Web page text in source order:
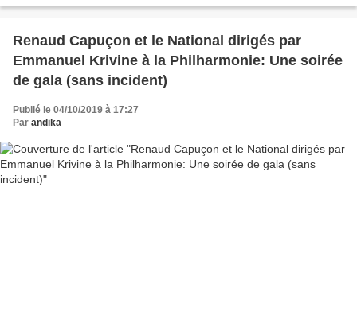
Renaud Capuçon et le National dirigés par
Emmanuel Krivine à la Philharmonie: Une soirée
de gala (sans incident)
Publié le 04/10/2019 à 17:27
Par andika